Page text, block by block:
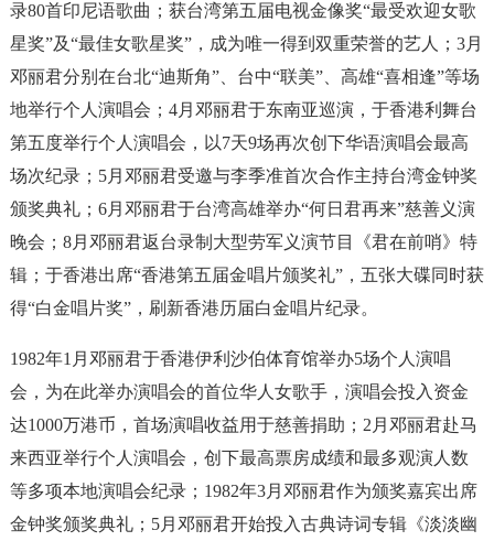
录80首印尼语歌曲；获台湾第五届电视金像奖“最受欢迎女歌
星奖”及“最佳女歌星奖”，成为唯一得到双重荣誉的艺人；3月
邓丽君分别在台北“迪斯角”、台中“联美”、高雄“喜相逢”等场
地举行个人演唱会；4月邓丽君于东南亚巡演，于香港利舞台
第五度举行个人演唱会，以7天9场再次创下华语演唱会最高
场次纪录；5月邓丽君受邀与李季准首次合作主持台湾金钟奖
颁奖典礼；6月邓丽君于台湾高雄举办“何日君再来”慈善义演
晚会；8月邓丽君返台录制大型劳军义演节目《君在前哨》特
辑；于香港出席“香港第五届金唱片颁奖礼”，五张大碟同时获
得“白金唱片奖”，刷新香港历届白金唱片纪录。
1982年1月邓丽君于香港伊利沙伯体育馆举办5场个人演唱
会，为在此举办演唱会的首位华人女歌手，演唱会投入资金
达1000万港币，首场演唱收益用于慈善捐助；2月邓丽君赴马
来西亚举行个人演唱会，创下最高票房成绩和最多观演人数
等多项本地演唱会纪录；1982年3月邓丽君作为颁奖嘉宾出席
金钟奖颁奖典礼；5月邓丽君开始投入古典诗词专辑《淡淡幽